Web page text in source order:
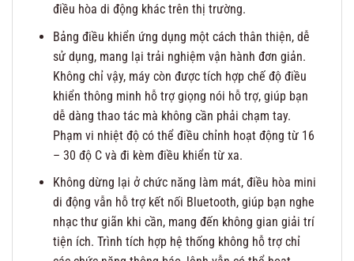
điều hòa di động khác trên thị trường.
Bảng điều khiển ứng dụng một cách thân thiện, dễ
sử dụng, mang lại trải nghiệm vận hành đơn giản.
Không chỉ vậy, máy còn được tích hợp chế độ điều
khiển thông minh hỗ trợ giọng nói hỗ trợ, giúp bạn
dễ dàng thao tác mà không cần phải chạm tay.
Phạm vi nhiệt độ có thể điều chỉnh hoạt động từ 16
– 30 độ C và đi kèm điều khiển từ xa.
Không dừng lại ở chức năng làm mát, điều hòa mini
di động vẫn hỗ trợ kết nối Bluetooth, giúp bạn nghe
nhạc thư giãn khi cần, mang đến không gian giải trí
tiện ích. Trình tích hợp hệ thống không hỗ trợ chỉ